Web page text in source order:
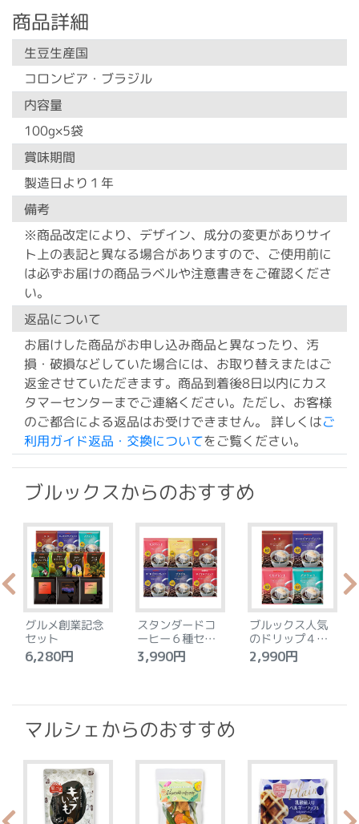
商品詳細
生豆生産国
コロンビア・ブラジル
内容量
100g×5袋
賞味期間
製造日より１年
備考
※商品改定により、デザイン、成分の変更がありサイ
ト上の表記と異なる場合がありますので、ご使用前に
は必ずお届けの商品ラベルや注意書きをご確認くださ
い。
返品について
お届けした商品がお申し込み商品と異なったり、汚
損・破損などしていた場合には、お取り替えまたはご
返金させていただきます。商品到着後8日以内にカス
タマーセンターまでご連絡ください。ただし、お客様
のご都合による返品はお受けできません。 詳しくはご
利用ガイド返品・交換についてをご覧ください。
ブルックスからのおすすめ
グルメ創業記念
セット
6,280円
スタンダードコ
ーヒー６種セッ
ト
3,990円
ブルックス人気
のドリップ４種
セット
2,990円
マルシェからのおすすめ